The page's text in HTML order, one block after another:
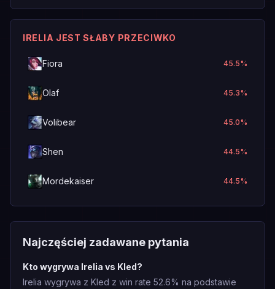
IRELIA JEST SŁABY PRZECIWKO
Fiora 45.5%
Olaf 45.3%
Volibear 45.0%
Shen 44.5%
Mordekaiser 44.5%
Najczęściej zadawane pytania
Kto wygrywa Irelia vs Kled?
Irelia wygrywa z Kled z win rate 52.6% na podstawie